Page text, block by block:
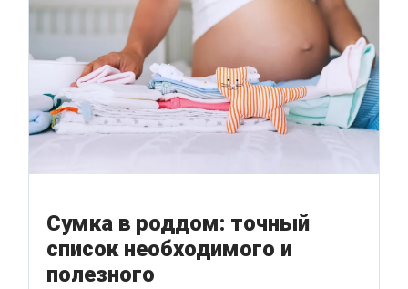
Сумка в роддом: точный
список необходимого и
полезного